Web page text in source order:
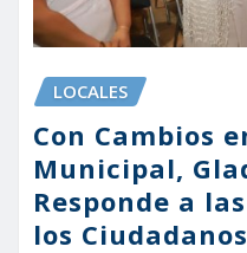
LOCALES
Con Cambios
Municipal,
Responde a
los Ciudadanos